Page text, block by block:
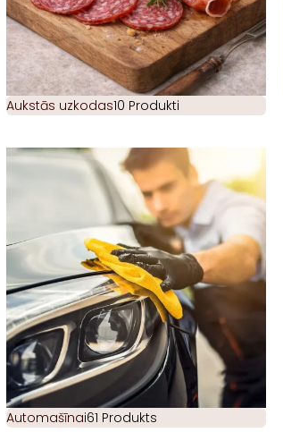
Aukstās uzkodas10 Produkti
Automašīnai61 Produkts